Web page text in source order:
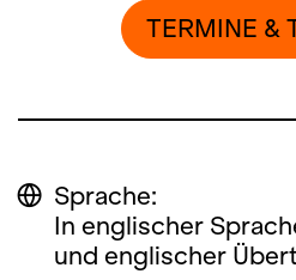
TERMINE &
Sprache:
In englischer
und englischer